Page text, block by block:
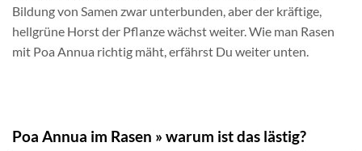
Bildung von Samen zwar unterbunden, aber der kräftige,
hellgrüne Horst der Pflanze wächst weiter. Wie man Rasen
mit Poa Annua richtig mäht, erfährst Du weiter unten.
Poa Annua im Rasen » warum ist das lästig?